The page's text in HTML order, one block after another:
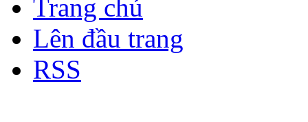
Trang chủ
Lên đầu trang
RSS